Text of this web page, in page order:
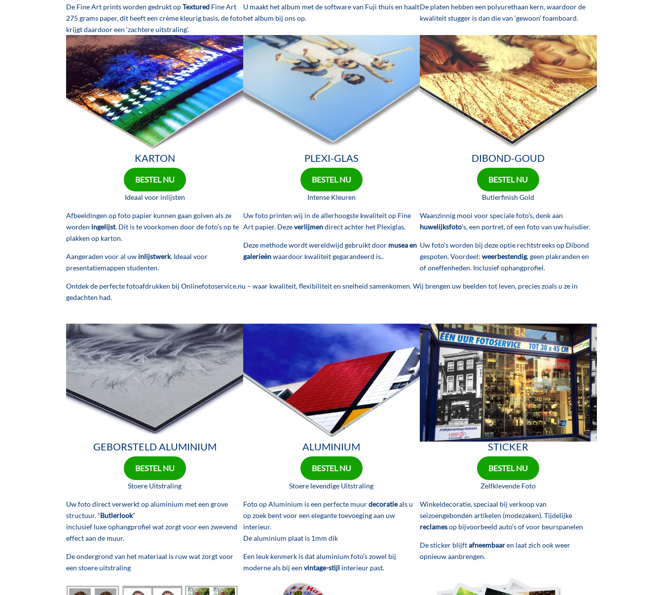
De Fine Art prints worden gedrukt opTextured Fine Art
275 grams paper, dit heeft een crème kleurig basis, de foto
krijgt daardoor een ‘zachtere uitstraling’.
U maakt het album met de software van Fuji thuis en haalt
het album bij ons op.
De platen hebben een polyurethaan kern, waardoor de
kwaliteit stugger is dan die van ‘gewoon’ foamboard.
KARTON
BESTEL NU
Ideaal voor inlijsten
Afbeeldingen op foto papier kunnen gaan golven als ze
worden ingelijst. Dit is te voorkomen door de foto’s op te
plakken op karton.
Aangeraden voor al uw inlijstwerk. Ideaal voor
presentatiemappen studenten.
PLEXI-GLAS
BESTEL NU
Intense Kleuren
Uw foto printen wij in de allerhoogste kwaliteit op Fine
Art papier. Dezeverlijmendirect achter het Plexiglas.
Deze methode wordt wereldwijd gebruikt door musea en
galerieënwaardoor kwaliteit gegarandeerd is..
DIBOND-GOUD
BESTEL NU
Butlerfinish Gold
Waanzinnig mooi voor speciale foto’s, denk aan
huwelijksfoto’s, een portret, of een foto van uw huisdier.
Uw foto’s worden bij deze optie rechtstreeks op Dibond
gespoten. Voordeel:weerbestendig, geen plakranden en
of oneffenheden. Inclusief ophangprofiel.
Ontdek de perfecte fotoafdrukken bij Onlinefotoservice.nu – waar kwaliteit, flexibiliteit en snelheid samenkomen. Wij brengen uw beelden tot leven, precies zoals u ze in
gedachten had.
GEBORSTELD ALUMINIUM
BESTEL NU
Stoere Uitstraling
Uw foto direct verwerkt op aluminium met een grove
structuur. “Butlerlook”
inclusief luxe ophangprofiel wat zorgt voor een zwevend
effect aan de muur.
De ondergrond van het materiaal is ruw wat zorgt voor
een stoere uitstraling
ALUMINIUM
BESTEL NU
Stoere levendige Uitstraling
Foto op Aluminium is een perfecte muurdecoratieals u
op zoek bent voor een elegante toevoeging aan uw
interieur.
De aluminium plaat is 1mm dik
Een leuk kenmerk is dat aluminium foto’s zowel bij
moderne als bij een vintage-stijl interieur past.
STICKER
BESTEL NU
Zelfklevende Foto
Winkeldecoratie, speciaal bij verkoop van
seizoengebonden artikelen (modezaken). Tijdelijke
reclamesop bijvoorbeeld auto’s of voor beurspanelen
De sticker blijftafneembaaren laat zich ook weer
opnieuw aanbrengen.